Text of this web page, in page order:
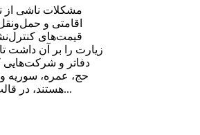
مشكلات ناشی از
اقامتی و
قیمت‌های
زیارت را بر آن داشت
دفاتر و شركت‌هایی
حج، عمره، سوریه
هستند، در قالب مكانیزم مناسبی...